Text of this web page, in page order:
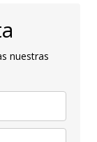
nuestras